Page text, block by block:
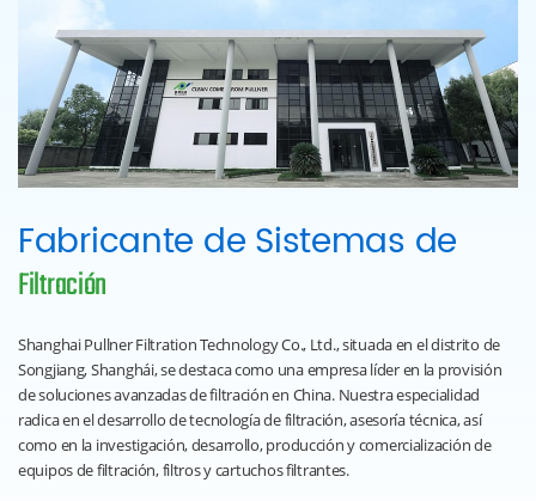
Fabricante de Sistemas de
Filtración
Shanghai Pullner Filtration Technology Co., Ltd., situada en el distrito de
Songjiang, Shanghái, se destaca como una empresa líder en la provisión
de soluciones avanzadas de filtración en China. Nuestra especialidad
radica en el desarrollo de tecnología de filtración, asesoría técnica, así
como en la investigación, desarrollo, producción y comercialización de
equipos de filtración, filtros y cartuchos filtrantes.